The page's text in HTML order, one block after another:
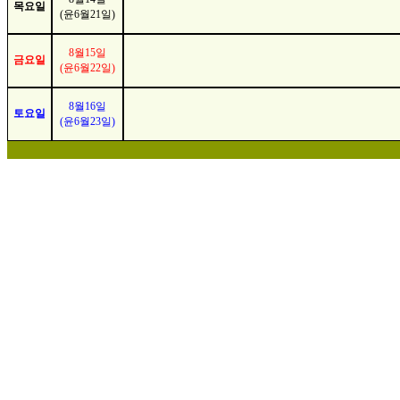
목요일
(윤6월21일)
금요일
8월15일
(윤6월22일)
토요일
8월16일
(윤6월23일)